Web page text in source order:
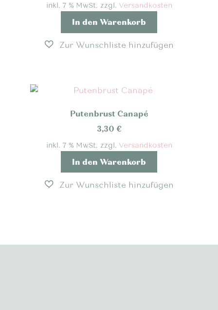
inkl. 7 % MwSt. zzgl. Versandkosten
In den Warenkorb
Putenbrust Canapé
3,30 €
inkl. 7 % MwSt. zzgl. Versandkosten
In den Warenkorb